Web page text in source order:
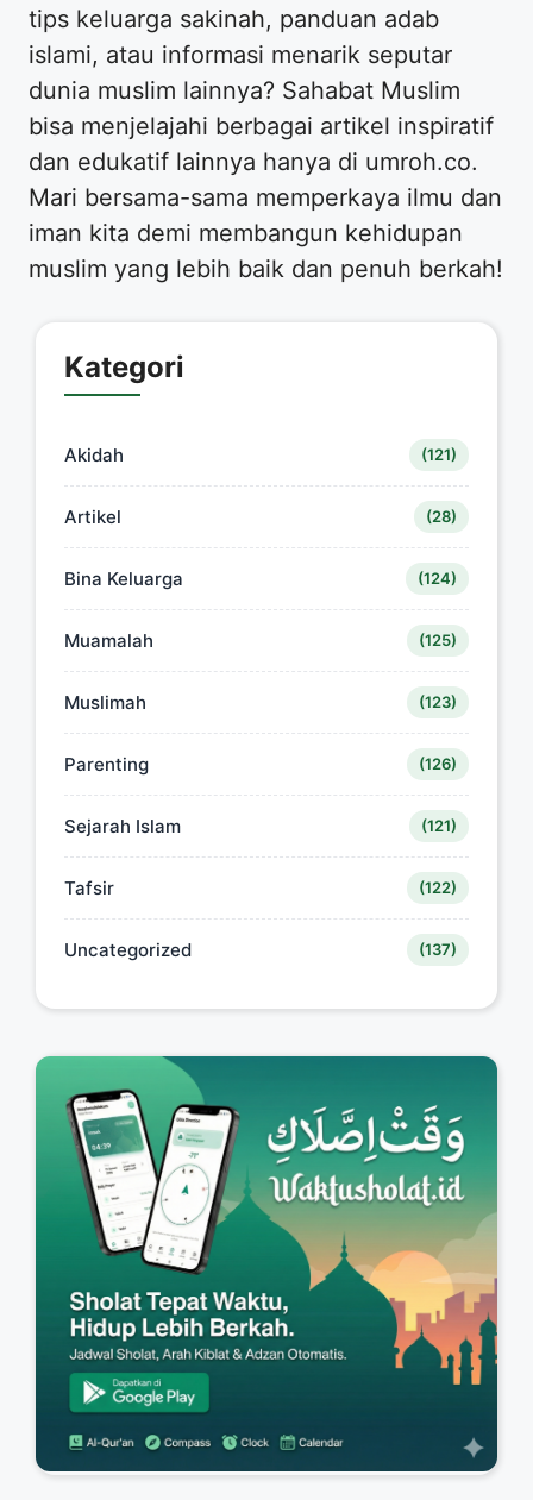
tips keluarga sakinah, panduan adab
islami, atau informasi menarik seputar
dunia muslim lainnya? Sahabat Muslim
bisa menjelajahi berbagai artikel inspiratif
dan edukatif lainnya hanya di umroh.co.
Mari bersama-sama memperkaya ilmu dan
iman kita demi membangun kehidupan
muslim yang lebih baik dan penuh berkah!
Kategori
Akidah (121)
Artikel (28)
Bina Keluarga (124)
Muamalah (125)
Muslimah (123)
Parenting (126)
Sejarah Islam (121)
Tafsir (122)
Uncategorized (137)